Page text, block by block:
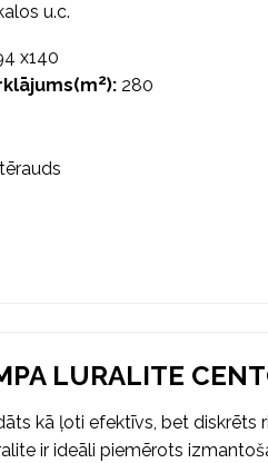
u.c.
x140
2): 280
LURALITE
kā ļoti efektīvs, bet diskrēts
ir ideāli piemērots